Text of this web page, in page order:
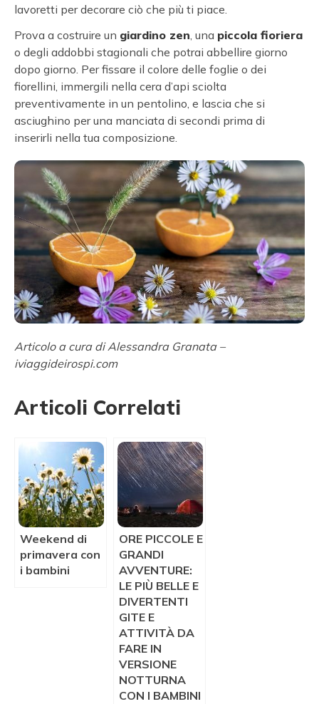
lavoretti per decorare ciò che più ti piace.
Prova a costruire un giardino zen , una piccola fioriera
o degli addobbi stagionali che potrai abbellire giorno
dopo giorno. Per fissare il colore delle foglie o dei
fiorellini, immergili nella cera d’api sciolta
preventivamente in un pentolino, e lascia che si
asciughino per una manciata di secondi prima di
inserirli nella tua composizione.
Articolo a cura di Alessandra Granata –
iviaggideirospi.com
Articoli Correlati
Weekend di
primavera con
i bambini
ORE PICCOLE E
GRANDI
AVVENTURE:
LE PIÙ BELLE E
DIVERTENTI
GITE E
ATTIVITÀ DA
FARE IN
VERSIONE
NOTTURNA
CON I BAMBINI